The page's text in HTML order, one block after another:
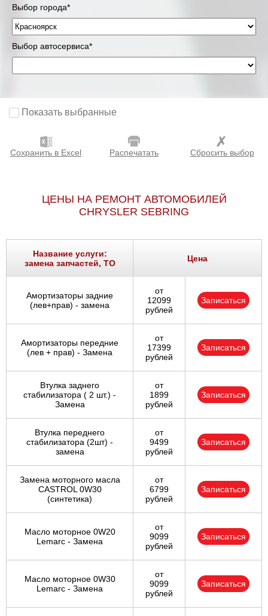
Выбор города*
Выбор автосервиса*
Показать выбранные
Сохранить в Excel Распечатать Сбросить выбор
ЦЕНЫ НА РЕМОНТ АВТОМОБИЛЕЙ
CHRYSLER SEBRING
Название услуги:
замена запчастей, ТО
Цена
Амортизаторы задние
(лев+прав) - замена
от
12099
рублей
Записаться
Амортизаторы передние
(лев + прав) - Замена
от
17399
рублей
Записаться
Втулка заднего
стабилизатора ( 2 шт.) -
Замена
от
1899
рублей
Записаться
Втулка переднего
стабилизатора (2шт) -
замена
от
9499
рублей
Записаться
Замена моторного масла
CASTROL 0W30
(синтетика)
от
6799
рублей
Записаться
Масло моторное 0W20
Lemarc - Замена
от
9099
рублей
Записаться
Масло моторное 0W30
Lemarc - Замена
от
9099
рублей
Записаться